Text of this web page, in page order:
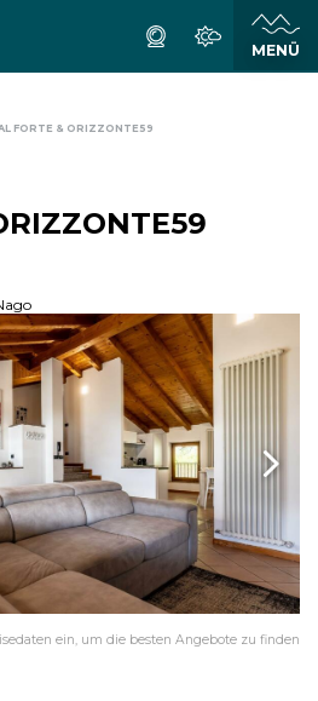
FORTE & ORIZZONTE59
ein, um die besten Angebote zu finden